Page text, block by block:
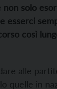
non solo
esserci
così
alle
quelle in